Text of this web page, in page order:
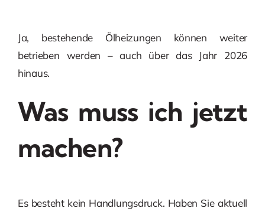
Ja, bestehende Ölheizungen können weiter
betrieben werden – auch über das Jahr 2026
hinaus.
Was muss ich jetzt
machen?
Es besteht kein Handlungsdruck. Haben Sie aktuell